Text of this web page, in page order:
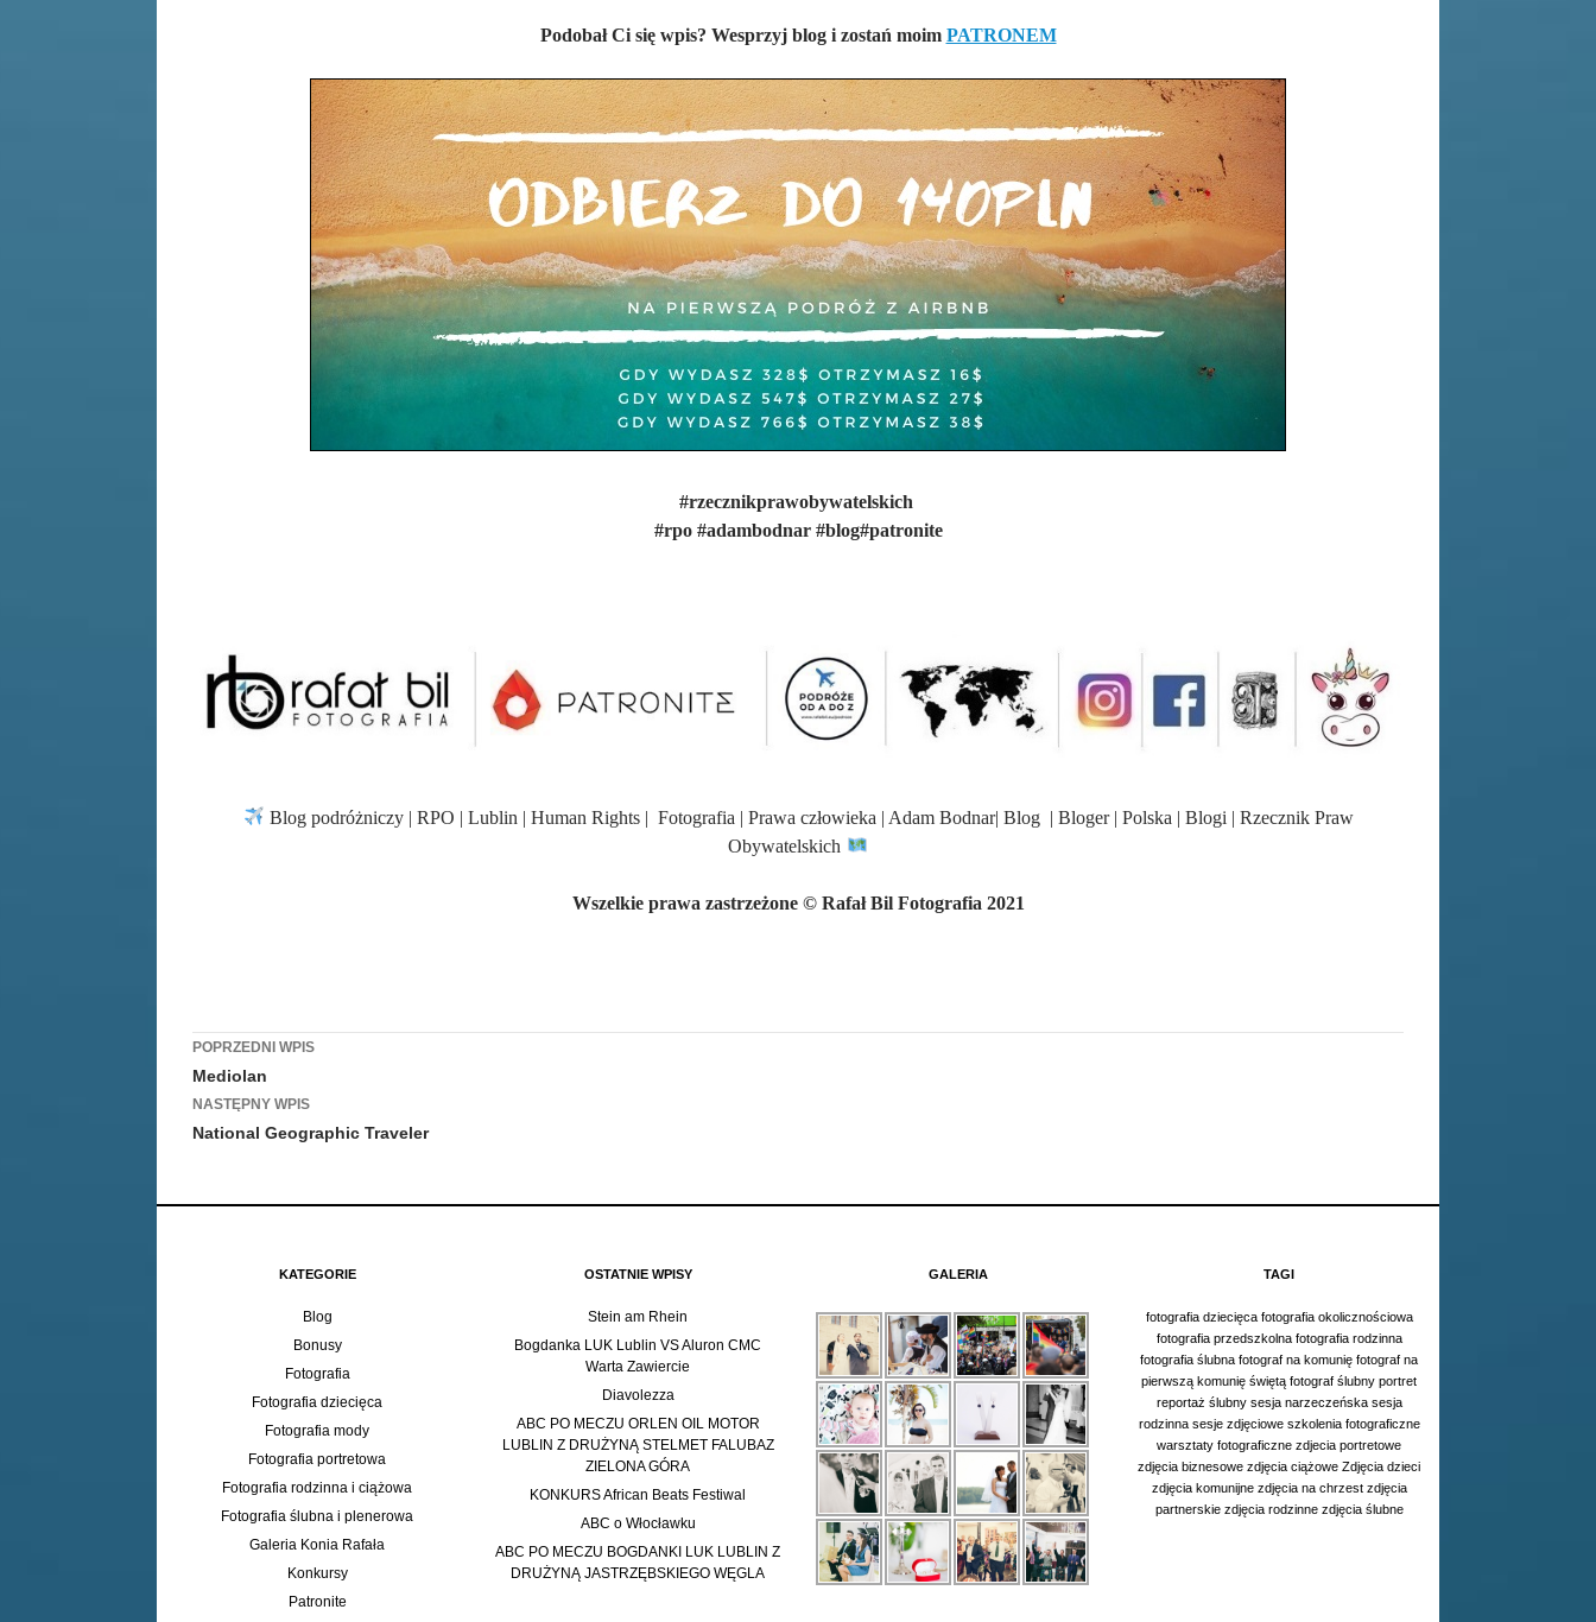
Podobał Ci się wpis? Wesprzyj blog i zostań moim PATRONEM
#rzecznikprawobywatelskich
#rpo #adambodnar #blog#patronite
Blog podróżniczy | RPO | Lublin | Human Rights | Fotografia | Prawa człowieka | Adam Bodnar| Blog | Bloger | Polska | Blogi | Rzecznik Praw
Obywatelskich
Wszelkie prawa zastrzeżone © Rafał Bil Fotografia 2021
Zobacz
wpisy
POPRZEDNI WPIS
Mediolan
NASTĘPNY WPIS
National Geographic Traveler
KATEGORIE
Blog
Bonusy
Fotografia
Fotografia dziecięca
Fotografia mody
Fotografia portretowa
Fotografia rodzinna i ciążowa
Fotografia ślubna i plenerowa
Galeria Konia Rafała
Konkursy
Patronite
OSTATNIE WPISY
Stein am Rhein
Bogdanka LUK Lublin VS Aluron CMC
Warta Zawiercie
Diavolezza
ABC PO MECZU ORLEN OIL MOTOR
LUBLIN Z DRUŻYNĄ STELMET FALUBAZ
ZIELONA GÓRA
KONKURS African Beats Festiwal
ABC o Włocławku
ABC PO MECZU BOGDANKI LUK LUBLIN Z
DRUŻYNĄ JASTRZĘBSKIEGO WĘGLA
GALERIA TAGI
fotografia dziecięca fotografia okolicznościowa
fotografia przedszkolna fotografia rodzinna
fotografia ślubna fotograf na komunię fotograf na
pierwszą komunię świętą fotograf ślubny portret
reportaż ślubny sesja narzeczeńska sesja
rodzinna sesje zdjęciowe szkolenia fotograficzne
warsztaty fotograficzne zdjecia portretowe
zdjęcia biznesowe zdjęcia ciążowe Zdjęcia dzieci
zdjęcia komunijne zdjęcia na chrzest zdjęcia
partnerskie zdjęcia rodzinne zdjęcia ślubne